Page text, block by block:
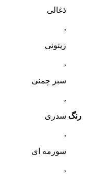
رنگ
ذغالی
,
زیتونی
,
سبز چمنی
,
سدری
,
سورمه ای
,